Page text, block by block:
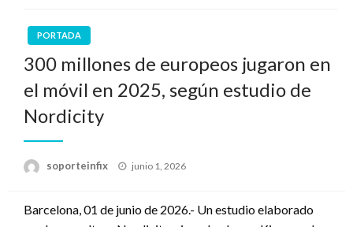
PORTADA
300 millones de europeos jugaron en
el móvil en 2025, según estudio de
Nordicity
soporteinfix
Publicado
junio 1, 2026
Barcelona, 01 de junio de 2026.- Un estudio elaborado